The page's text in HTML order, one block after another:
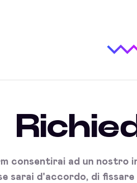
consentirai ad un
sarai d'accordo, di